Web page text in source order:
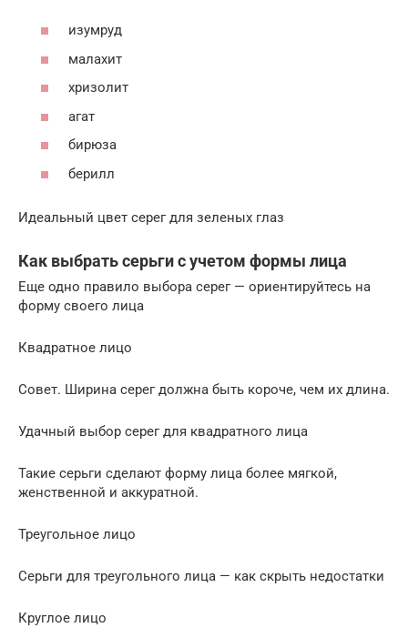
изумруд
малахит
хризолит
агат
бирюза
берилл
Идеальный цвет серег для зеленых глаз
Как выбрать серьги с учетом формы лица
Еще одно правило выбора серег — ориентируйтесь на
форму своего лица
Квадратное лицо
Совет. Ширина серег должна быть короче, чем их длина.
Удачный выбор серег для квадратного лица
Такие серьги сделают форму лица более мягкой,
женственной и аккуратной.
Треугольное лицо
Серьги для треугольного лица — как скрыть недостатки
Круглое лицо